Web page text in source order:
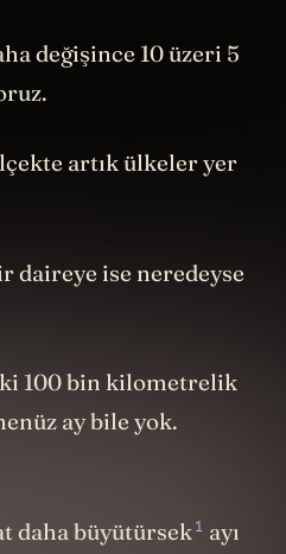
değişince 10 üzeri 5
artık ülkeler yer
daireye ise neredeyse
100 bin kilometrelik
ay bile yok.
daha büyütürsek1 ayı